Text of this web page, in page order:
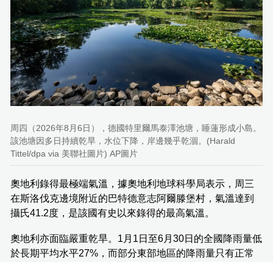
周四（2026年8月6日），德國特里爾馬泰澤池塘，睡蓮形成小島。
該池塘因多日持續乾旱，水位下降，岸邊幾乎乾涸。(Harald
Tittel/dpa via 美聯社圖片) AP圖片
奧地利錄得最極端氣溫，據奧地利地球科學局表示，周三
在斯洛伐克邊境附近的巴特德意志阿爾滕堡村，氣溫達到
攝氏41.2度，是該國有史以來錄得的最高氣溫。
奧地利亦面臨嚴重乾旱。1月1日至6月30日的全國降雨量低
於長期平均水平27%，而部分東部地區的降雨量只有正常